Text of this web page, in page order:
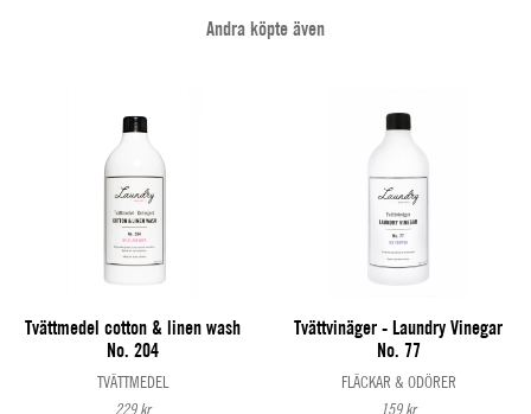
Andra köpte även
Tvättmedel cotton & linen wash
No. 204
TVÄTTMEDEL
229 kr
Tvättvinäger - Laundry Vinegar
No. 77
FLÄCKAR & ODÖRER
159 kr